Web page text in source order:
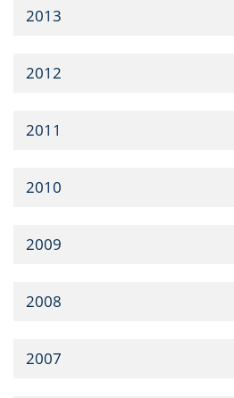
2013
2012
2011
2010
2009
2008
2007